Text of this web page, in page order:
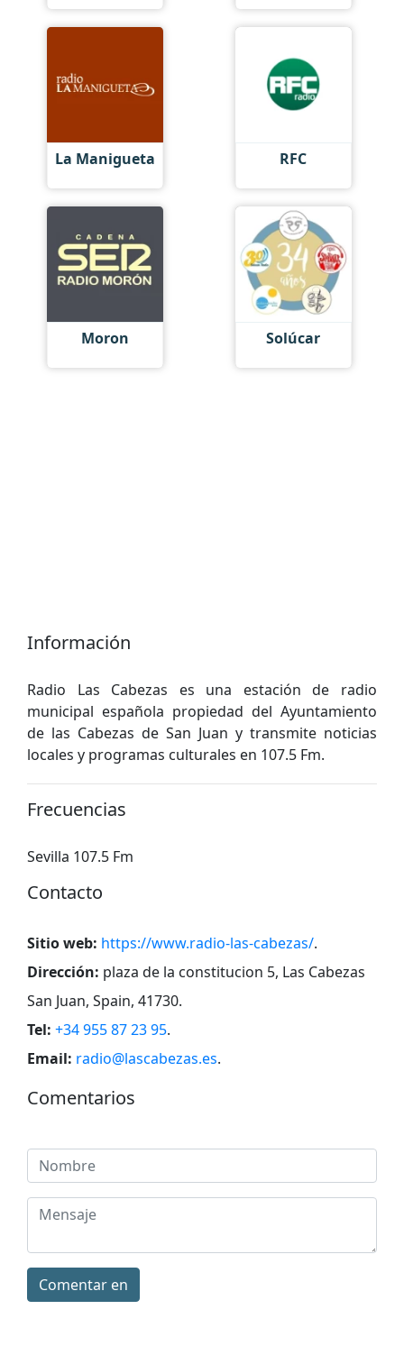
La Manigueta RFC
Moron Solúcar
Información
Radio Las Cabezas es una estación de radio
municipal española propiedad del Ayuntamiento
de las Cabezas de San Juan y transmite noticias
locales y programas culturales en 107.5 Fm.
Frecuencias
Sevilla 107.5 Fm
Contacto
Sitio web: https://www.radio-las-cabezas/.
Dirección: plaza de la constitucion 5, Las Cabezas
San Juan, Spain, 41730.
Tel: +34 955 87 23 95.
Email: radio@lascabezas.es.
Comentarios
Comentar en